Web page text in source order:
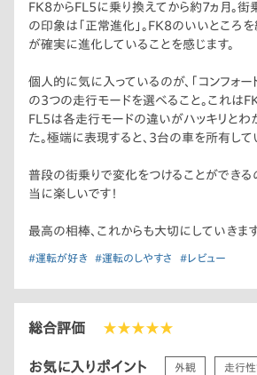
FK8からFL5に乗り換えてから約7ヵ月。街
の印象は「正常進化」。FK8のいいところ
が確実に進化していることを感じます。
個人的に気に入っているのが、「コンフォート
の3つの走行モードを選べること。これは
FL5は各走行モードの違いがハッキリとわ
た。極端に表現すると、3台の車を所有して
普段の街乗りで変化をつけることができる
当に楽しいです！
最高の相棒、これからも大切にしていきます
#運転が好き #運転のしやすさ #レビュー
総合評価 ★★★★★
お気に入りポイント 外観 走行